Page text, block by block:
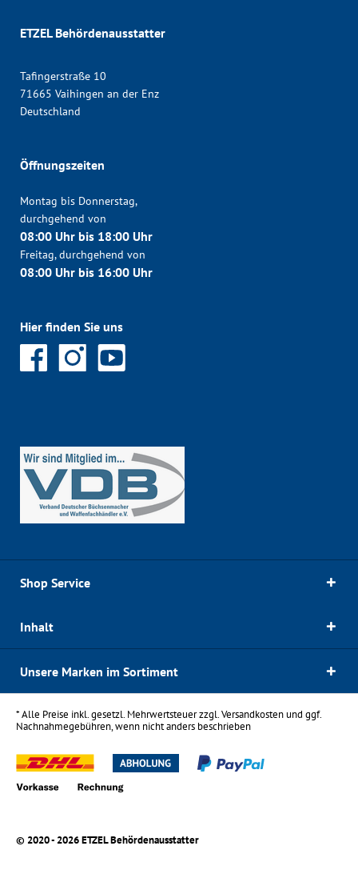
ETZEL Behördenausstatter
Tafingerstraße 10
71665 Vaihingen an der Enz
Deutschland
Öffnungszeiten
Montag bis Donnerstag,
durchgehend von
08:00 Uhr bis 18:00 Uhr
Freitag, durchgehend von
08:00 Uhr bis 16:00 Uhr
Hier finden Sie uns
Shop Service
Inhalt
Unsere Marken im Sortiment
* Alle Preise inkl. gesetzl. Mehrwertsteuer zzgl.Versandkostenund ggf.
Nachnahmegebühren, wenn nicht anders beschrieben
© 2020 - 2026 ETZEL Behördenausstatter